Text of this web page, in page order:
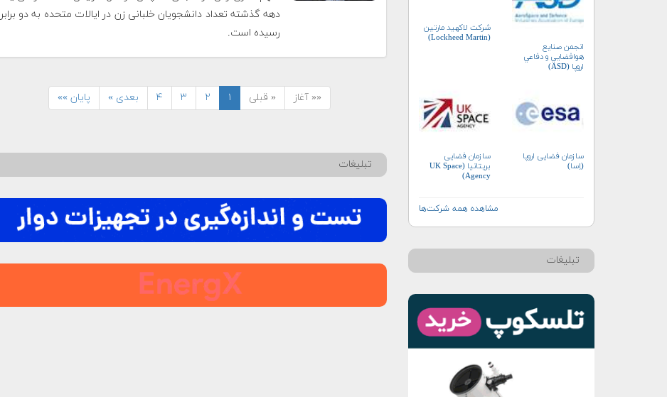
انجمن صنايع
هوافضايي و دفاعي
اروپا (ASD)
شرکت لاکهید مارتین
(Lockheed Martin)
سازمان فضایی اروپا
(اِسا)
سازمان فضایی
بریتانیا (UK Space
Agency)
مشاهده همه شرکت‌ها
تبلیغات
دهه گذشته تعداد دانشجویان خلبانی زن در ایالات متحده به دو برابر
رسیده است.
«« آغاز « قبلی ۱ ۲ ۳ ۴ بعدی » پایان »»
تبلیغات